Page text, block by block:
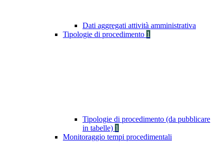
Dati aggregati attività amministrativa
Tipologie di procedimento 1
Tipologie di procedimento (da pubblicare
in tabelle) 1
Monitoraggio tempi procedimentali